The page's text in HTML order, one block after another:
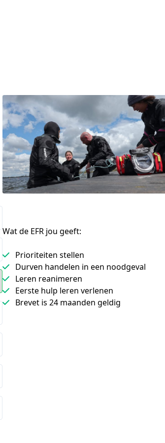
Wat de EFR jou geeft:
Prioriteiten stellen
Durven handelen in een noodgeval
Leren reanimeren
Eerste hulp leren verlenen
Brevet is 24 maanden geldig